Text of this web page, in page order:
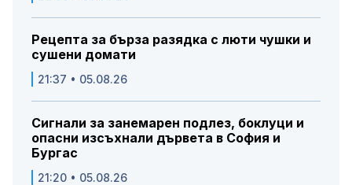
Рецепта за бърза разядка с люти чушки и
сушени домати
21:37 • 05.08.26
Сигнали за занемарен подлез, боклуци и
опасни изсъхнали дървета в София и
Бургас
21:20 • 05.08.26